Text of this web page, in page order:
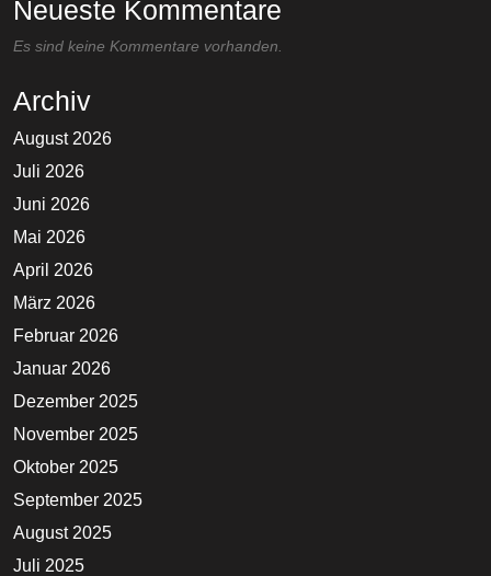
Neueste Kommentare
Es sind keine Kommentare vorhanden.
Archiv
August 2026
Juli 2026
Juni 2026
Mai 2026
April 2026
März 2026
Februar 2026
Januar 2026
Dezember 2025
November 2025
Oktober 2025
September 2025
August 2025
Juli 2025